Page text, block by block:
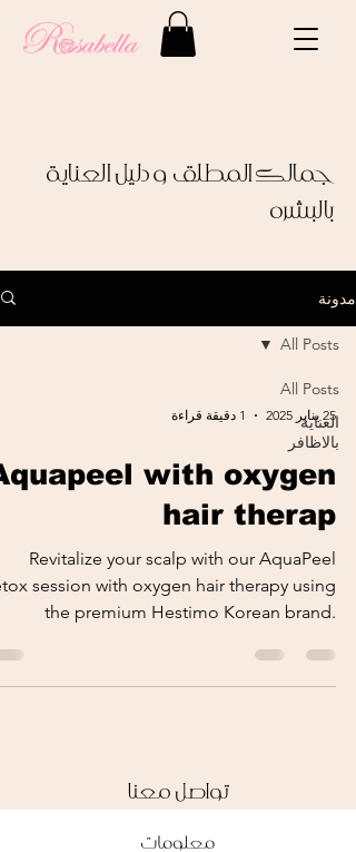
جمالك المطلق ودليل العناية
بالبشرة
مدونة
All Posts
العناية
بالاظافر
All Posts
25 يناير 2025 1 دقيقة قراءة
with oxygen
hair therap
Revitalize your scalp with our AquaPeel
session with oxygen hair therapy using
the premium Hestimo Korean brand.
تواصل معنا
معلومات